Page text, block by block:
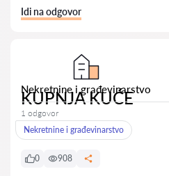
Idi na odgovor
Nekretnine i građevinarstvo
KUPNJA KUĆE
1 odgovor
Nekretnine i građevinarstvo
0 908